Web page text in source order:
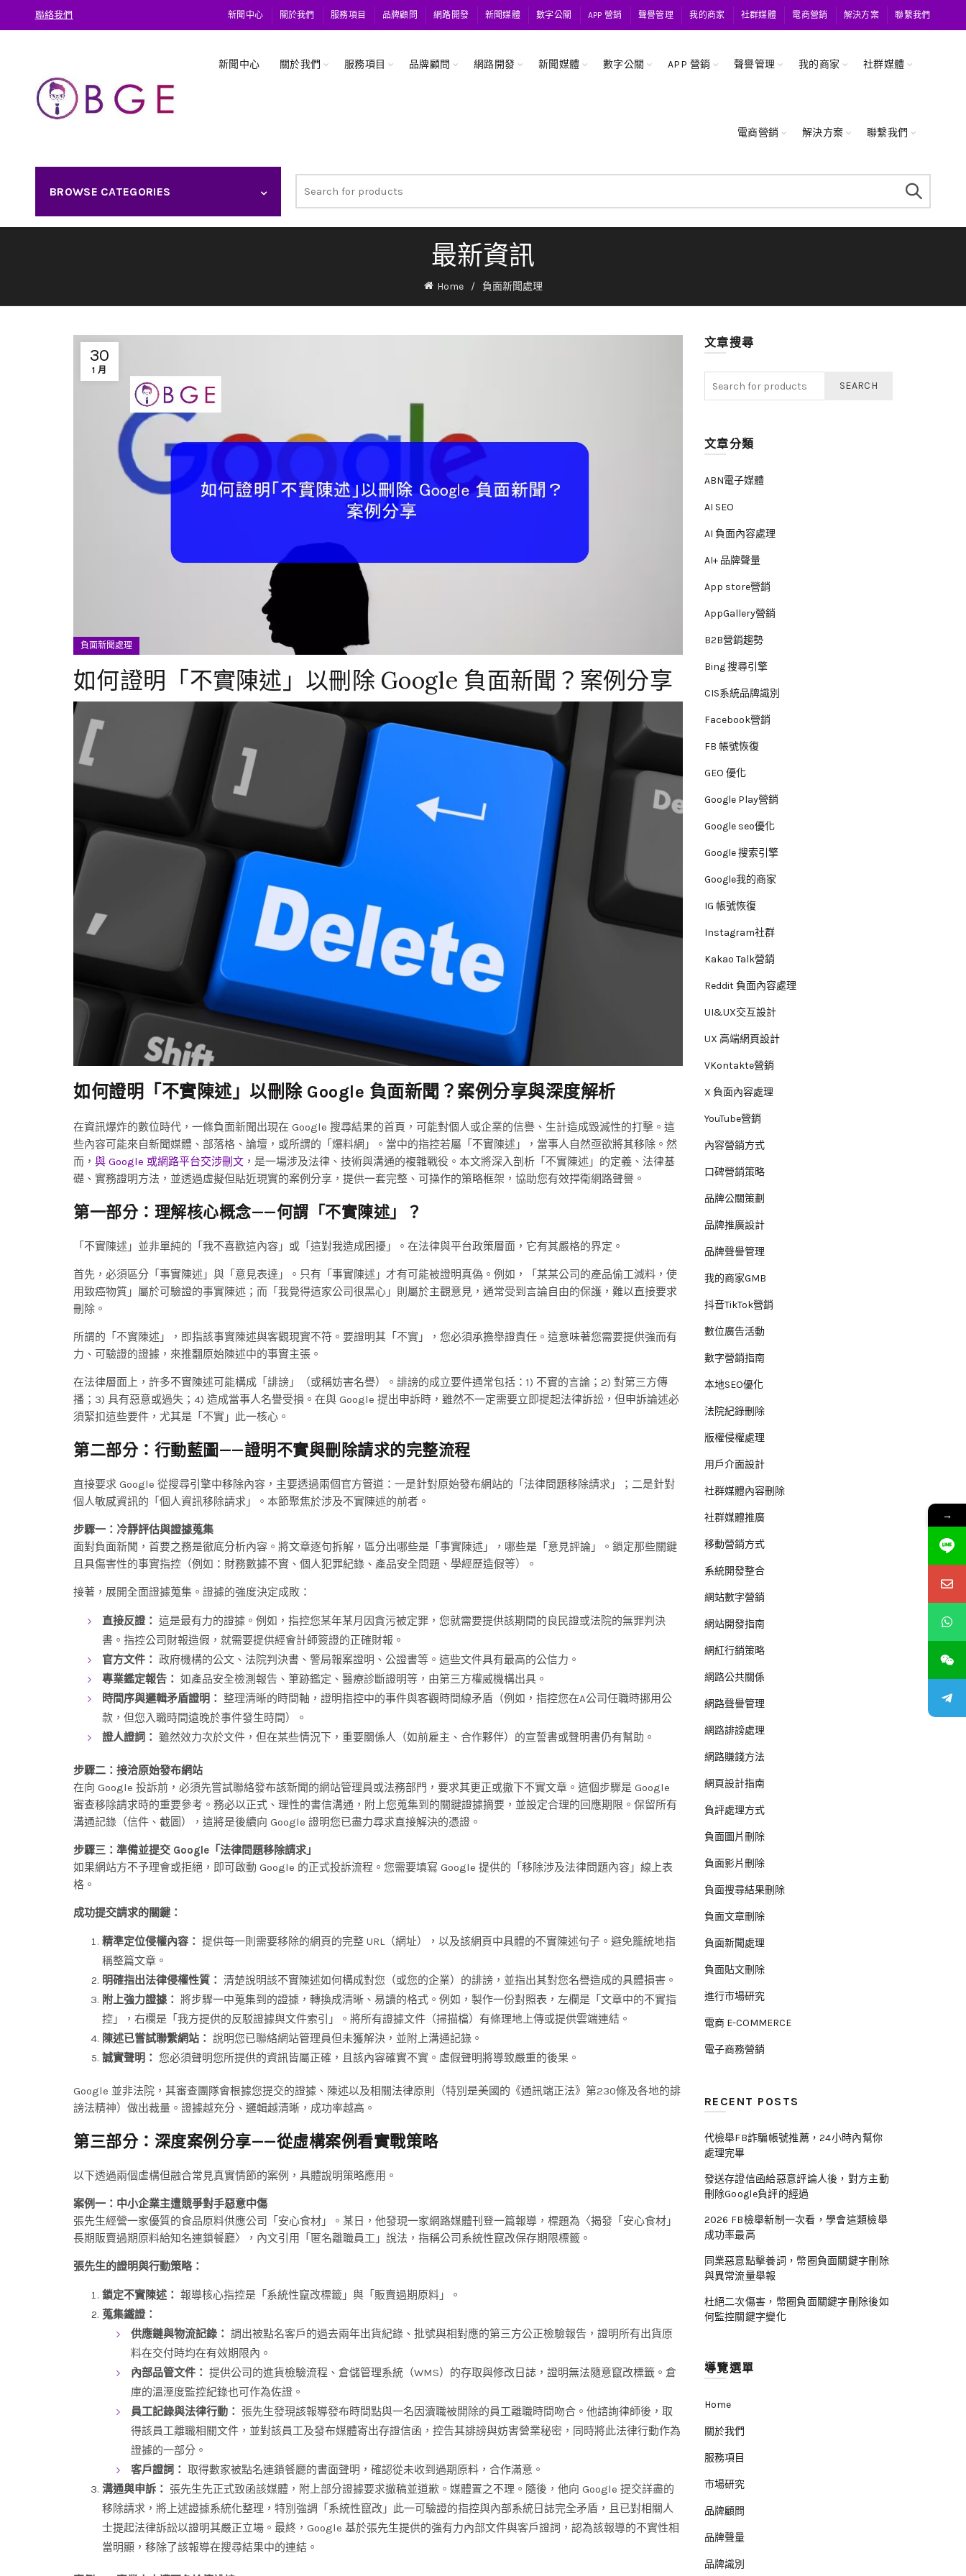
聯絡我們 新聞中心 關於我們 服務項目 品牌顧問 網路開發 新聞媒體 數字公關 APP 營銷 聲譽管理 我的商家 社群媒體 電商營銷 解決方案 聯繫我們
新聞中心 關於我們 服務項目 品牌顧問 網路開發 新聞媒體 數字公關 APP 營銷 聲譽管理 我的商家 社群媒體
電商營銷 解決方案 聯繫我們
BROWSE CATEGORIES
for:
最新資訊
Home 負面新聞處理
30
1 月
負面新聞處理
如何證明「不實陳述」以刪除 Google 負面新聞？案例分享
如何證明「不實陳述」以刪除 Google 負面新聞？案例分享與深度解析
在資訊爆炸的數位時代，一條負面新聞出現在 Google 搜尋結果的首頁，可能對個人或企業的信譽、生計造成毀滅性的打擊。這
些內容可能來自新聞媒體、部落格、論壇，或所謂的「爆料網」。當中的指控若屬「不實陳述」，當事人自然亟欲將其移除。然
而， 與 Google 或網路平台交涉刪文 ，是一場涉及法律、技術與溝通的複雜戰役。本文將深入剖析「不實陳述」的定義、法律基
礎、實務證明方法，並透過虛擬但貼近現實的案例分享，提供一套完整、可操作的策略框架，協助您有效捍衛網路聲譽。
第一部分：理解核心概念——何謂「不實陳述」？
「不實陳述」並非單純的「我不喜歡這內容」或「這對我造成困擾」。在法律與平台政策層面，它有其嚴格的界定。
首先，必須區分「事實陳述」與「意見表達」。只有「事實陳述」才有可能被證明真偽。例如，「某某公司的產品偷工減料，使
用致癌物質」屬於可驗證的事實陳述；而「我覺得這家公司很黑心」則屬於主觀意見，通常受到言論自由的保護，難以直接要求
刪除。
所謂的「不實陳述」，即指該事實陳述與客觀現實不符。要證明其「不實」，您必須承擔舉證責任。這意味著您需要提供強而有
力、可驗證的證據，來推翻原始陳述中的事實主張。
在法律層面上，許多不實陳述可能構成「誹謗」（或稱妨害名譽）。誹謗的成立要件通常包括：1) 不實的言論；2) 對第三方傳
播；3) 具有惡意或過失；4) 造成當事人名譽受損。在與 Google 提出申訴時，雖然不一定需要立即提起法律訴訟，但申訴論述必
須緊扣這些要件，尤其是「不實」此一核心。
第二部分：行動藍圖——證明不實與刪除請求的完整流程
直接要求 Google 從搜尋引擎中移除內容，主要透過兩個官方管道：一是針對原始發布網站的「法律問題移除請求」；二是針對
個人敏感資訊的「個人資訊移除請求」。本節聚焦於涉及不實陳述的前者。
步驟一：冷靜評估與證據蒐集
面對負面新聞，首要之務是徹底分析內容。將文章逐句拆解，區分出哪些是「事實陳述」，哪些是「意見評論」。鎖定那些關鍵
且具傷害性的事實指控（例如：財務數據不實、個人犯罪紀錄、產品安全問題、學經歷造假等）。
接著，展開全面證據蒐集。證據的強度決定成敗：
直接反證： 這是最有力的證據。例如，指控您某年某月因貪污被定罪，您就需要提供該期間的良民證或法院的無罪判決
書。指控公司財報造假，就需要提供經會計師簽證的正確財報。
官方文件： 政府機構的公文、法院判決書、警局報案證明、公證書等。這些文件具有最高的公信力。
專業鑑定報告： 如產品安全檢測報告、筆跡鑑定、醫療診斷證明等，由第三方權威機構出具。
時間序與邏輯矛盾證明： 整理清晰的時間軸，證明指控中的事件與客觀時間線矛盾（例如，指控您在A公司任職時挪用公
款，但您入職時間遠晚於事件發生時間）。
證人證詞： 雖然效力次於文件，但在某些情況下，重要關係人（如前雇主、合作夥伴）的宣誓書或聲明書仍有幫助。
步驟二：接洽原始發布網站
在向 Google 投訴前，必須先嘗試聯絡發布該新聞的網站管理員或法務部門，要求其更正或撤下不實文章。這個步驟是 Google
審查移除請求時的重要參考。務必以正式、理性的書信溝通，附上您蒐集到的關鍵證據摘要，並設定合理的回應期限。保留所有
溝通記錄（信件、截圖），這將是後續向 Google 證明您已盡力尋求直接解決的憑證。
步驟三：準備並提交 Google「法律問題移除請求」
如果網站方不予理會或拒絕，即可啟動 Google 的正式投訴流程。您需要填寫 Google 提供的「移除涉及法律問題內容」線上表
格。
成功提交請求的關鍵：
精準定位侵權內容： 提供每一則需要移除的網頁的完整 URL（網址），以及該網頁中具體的不實陳述句子。避免籠統地指
稱整篇文章。
明確指出法律侵權性質： 清楚說明該不實陳述如何構成對您（或您的企業）的誹謗，並指出其對您名譽造成的具體損害。
附上強力證據： 將步驟一中蒐集到的證據，轉換成清晰、易讀的格式。例如，製作一份對照表，左欄是「文章中的不實指
控」，右欄是「我方提供的反駁證據與文件索引」。將所有證據文件（掃描檔）有條理地上傳或提供雲端連結。
陳述已嘗試聯繫網站： 說明您已聯絡網站管理員但未獲解決，並附上溝通記錄。
誠實聲明： 您必須聲明您所提供的資訊皆屬正確，且該內容確實不實。虛假聲明將導致嚴重的後果。
Google 並非法院，其審查團隊會根據您提交的證據、陳述以及相關法律原則（特別是美國的《通訊端正法》第230條及各地的誹
謗法精神）做出裁量。證據越充分、邏輯越清晰，成功率越高。
第三部分：深度案例分享——從虛構案例看實戰策略
以下透過兩個虛構但融合常見真實情節的案例，具體說明策略應用。
案例一：中小企業主遭競爭對手惡意中傷
張先生經營一家優質的食品原料供應公司「安心食材」。某日，他發現一家網路媒體刊登一篇報導，標題為〈揭發「安心食材」
長期販賣過期原料給知名連鎖餐廳〉，內文引用「匿名離職員工」說法，指稱公司系統性竄改保存期限標籤。
張先生的證明與行動策略：
鎖定不實陳述： 報導核心指控是「系統性竄改標籤」與「販賣過期原料」。
蒐集鐵證：
供應鏈與物流記錄： 調出被點名客戶的過去兩年出貨紀錄、批號與相對應的第三方公正檢驗報告，證明所有出貨原
料在交付時均在有效期限內。
內部品管文件： 提供公司的進貨檢驗流程、倉儲管理系統（WMS）的存取與修改日誌，證明無法隨意竄改標籤。倉
庫的溫溼度監控紀錄也可作為佐證。
員工記錄與法律行動： 張先生發現該報導發布時間點與一名因瀆職被開除的員工離職時間吻合。他諮詢律師後，取
得該員工離職相關文件，並對該員工及發布媒體寄出存證信函，控告其誹謗與妨害營業秘密，同時將此法律行動作為
證據的一部分。
客戶證詞： 取得數家被點名連鎖餐廳的書面聲明，確認從未收到過期原料，合作滿意。
溝通與申訴： 張先生先正式致函該媒體，附上部分證據要求撤稿並道歉。媒體置之不理。隨後，他向 Google 提交詳盡的
移除請求，將上述證據系統化整理，特別強調「系統性竄改」此一可驗證的指控與內部系統日誌完全矛盾，且已對相關人
士提起法律訴訟以證明其嚴正立場。最終，Google 基於張先生提供的強有力內部文件與客戶證詞，認為該報導的不實性相
當明顯，移除了該報導在搜尋結果中的連結。
文章搜尋
SEARCH
文章分類
ABN電子媒體
AI SEO
AI 負面內容處理
AI+ 品牌聲量
App store營銷
AppGallery營銷
B2B營銷趨勢
Bing 搜尋引擎
CIS系統品牌識別
Facebook營銷
FB 帳號恢復
GEO 優化
Google Play營銷
Google seo優化
Google 搜索引擎
Google我的商家
IG 帳號恢復
Instagram社群
Kakao Talk營銷
Reddit 負面內容處理
UI&UX交互設計
UX 高端網頁設計
VKontakte營銷
X 負面內容處理
YouTube營銷
內容營銷方式
口碑營銷策略
品牌公關策劃
品牌推廣設計
品牌聲譽管理
我的商家GMB
抖音TikTok營銷
數位廣告活動
數字營銷指南
本地SEO優化
法院紀錄刪除
版權侵權處理
用戶介面設計
社群媒體內容刪除
社群媒體推廣
移動營銷方式
系統開發整合
網站數字營銷
網站開發指南
網紅行銷策略
網路公共關係
網路聲譽管理
網路誹謗處理
網路賺錢方法
網頁設計指南
負評處理方式
負面圖片刪除
負面影片刪除
負面搜尋結果刪除
負面文章刪除
負面新聞處理
負面貼文刪除
進行市場研究
電商 E-COMMERCE
電子商務營銷
RECENT POSTS
代檢舉FB詐騙帳號推薦，24小時內幫你
處理完畢
發送存證信函給惡意評論人後，對方主動
刪除Google負評的經過
2026 FB檢舉新制一次看，學會這類檢舉
成功率最高
同業惡意點擊養詞，幣圈負面關鍵字刪除
與異常流量舉報
杜絕二次傷害，幣圈負面關鍵字刪除後如
何監控關鍵字變化
導覽選單
Home
關於我們
服務項目
市場研究
品牌顧問
品牌聲量
品牌識別
→